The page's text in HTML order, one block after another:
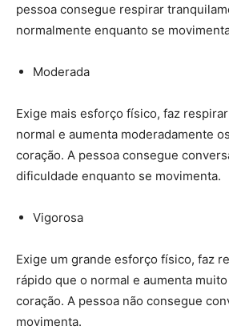
pessoa consegue respirar
normalmente enquanto se
Moderada
Exige mais esforço físico, faz
normal e aumenta moderadamente
coração. A pessoa consegue
dificuldade enquanto se movimenta.
Vigorosa
Exige um grande esforço físico, faz
rápido que o normal e aumenta
coração. A pessoa não consegue
movimenta.